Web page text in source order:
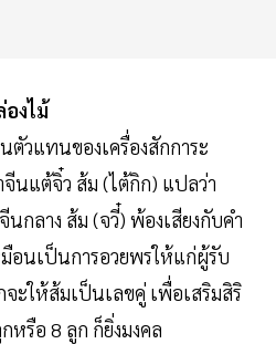
งไม้
วแทนของเครื่องสักการะ
นแต้จิ๋ว ส้ม (ไต้กิก) แปลว่า
นกลาง ส้ม (จวี๋) พ้องเสียงกับคำ
อนเป็นการอวยพรให้แก่ผู้รับ
ะให้ส้มเป็นเลขคู่ เพื่อเสริมสิริ
หรือ 8 ลูก ก็ยิ่งมงคล